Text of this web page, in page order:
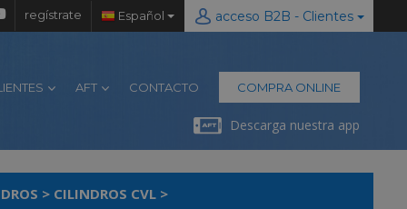
regístrate Español acceso B2B - Clientes
AFT CONTACTO COMPRA ONLINE
Descarga nuestra app
> CILINDROS CVL >